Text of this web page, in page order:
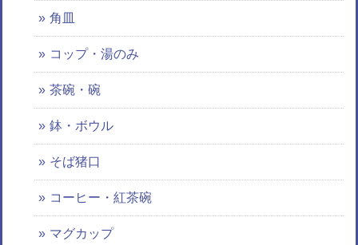
角皿
コップ・湯のみ
茶碗・碗
鉢・ボウル
そば猪口
コーヒー・紅茶碗
マグカップ